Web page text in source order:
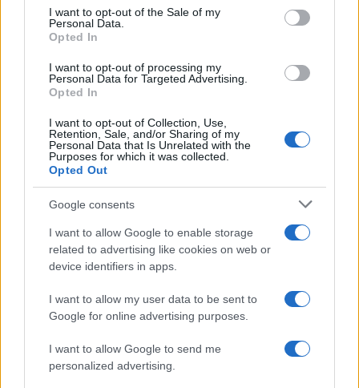
consent section.
I want to opt-out of the Sale of my
Personal Data.
Opted In
I want to opt-out of processing my
Personal Data for Targeted Advertising.
Opted In
I want to opt-out of Collection, Use,
Retention, Sale, and/or Sharing of my
Personal Data that Is Unrelated with the
Purposes for which it was collected.
Opted Out
Google consents
I want to allow Google to enable storage
related to advertising like cookies on web or
device identifiers in apps.
I want to allow my user data to be sent to
Google for online advertising purposes.
I want to allow Google to send me
personalized advertising.
Festivales de gorditas, mole y cocina tradicional en
Morelia: una explosión de sabores
Descubre los nuevos productos de Mercadona para
La cantante española celebra un cumpleaños en